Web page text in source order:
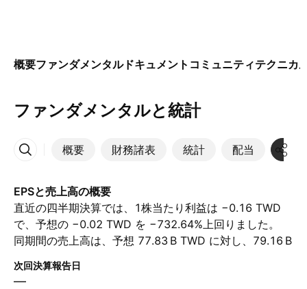
概要ファンダメンタルドキュメント コミュニティテクニカ
ファンダメンタルと統計
概要 財務諸表 統計 配当 決算
その他
EPSと売上高の概要
直近の四半期決算では、1株当たり利益は −0.16 TWD
で、予想の −0.02 TWD を −732.64%上回りました。
同期間の売上高は、予想 ‪77.83 B‬ TWD に対し、‪79.16 B‬
TWD に達しました。 次の四半期について、アナリスト
は1株当たり利益が 0.10 TWD、売上高が ‪87.56 B‬ TWD
次回決算報告日
—